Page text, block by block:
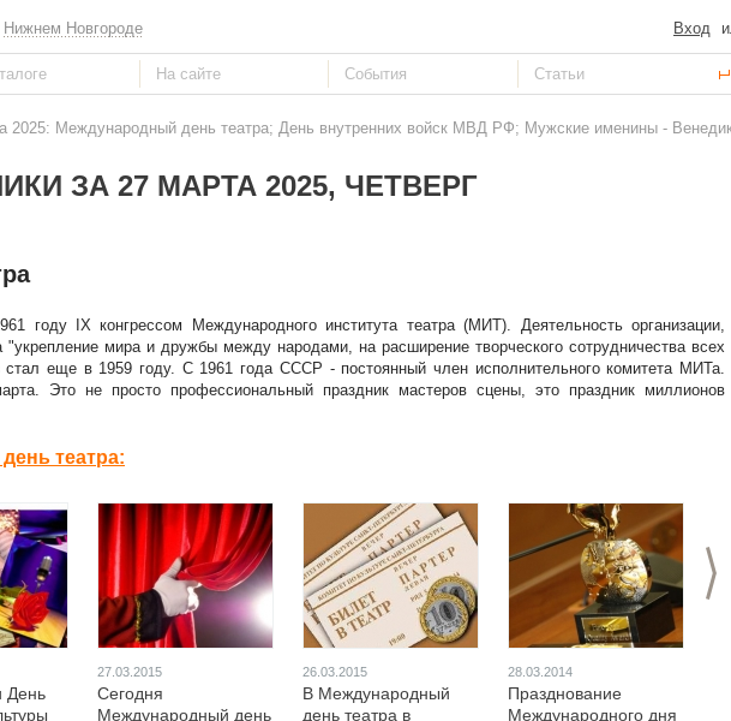
Нижнем Новгороде Вход
2025: Международный день театра; День внутренних войск МВД РФ; Мужские именины -
ЗА 27 МАРТА 2025, ЧЕТВЕРГ
году IX конгрессом Международного института театра (МИТ). Деятельность организации,
мира и дружбы между народами, на расширение творческого сотрудничества всех
еще в 1959 году. С 1961 года СССР - постоянный член исполнительного комитета МИТа.
Это не просто профессиональный праздник мастеров сцены, это праздник миллионов
театра:
>
День
27.03.2015
Сегодня
Международный день
26.03.2015
В Международный
день театра в
28.03.2014
Празднование
Международного дня